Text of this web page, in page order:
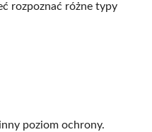
rozpoznać różne typy
poziom ochrony.